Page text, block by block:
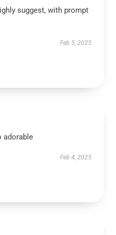
suggest, with prompt
Feb 5, 2025
adorable
Feb 4, 2025